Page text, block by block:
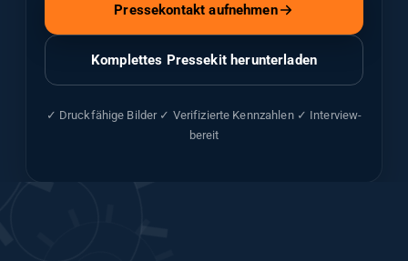
Pressekontakt aufnehmen
Komplettes Pressekit herunterladen
✓ Druckfähige Bilder ✓ Verifizierte Kennzahlen ✓ Interview-
bereit